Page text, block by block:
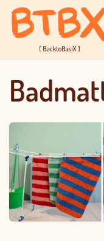
Overslaan naar inhoud